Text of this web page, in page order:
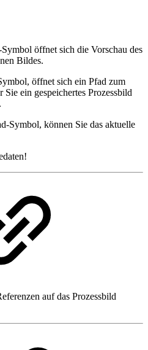
öffnet sich die Vorschau des
Bildes.
öffnet sich ein Pfad zum
ein gespeichertes Prozessbild
Symbol, können Sie das aktuelle
auf das Prozessbild